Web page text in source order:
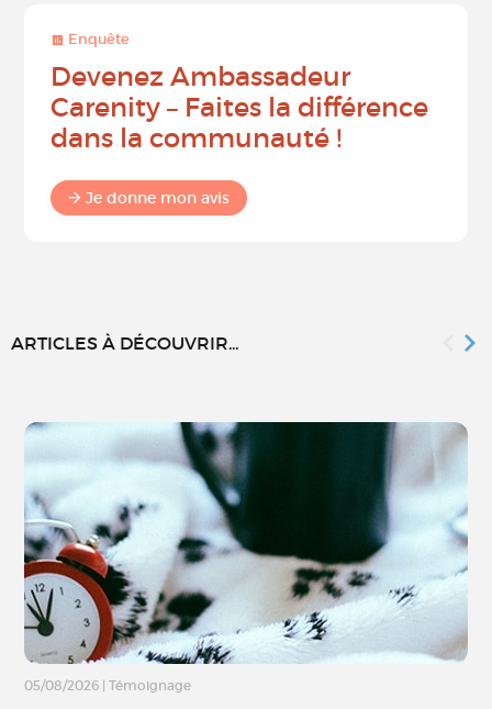
Enquête
Devenez Ambassadeur
Carenity – Faites la différence
dans la communauté !
Je donne mon avis
ARTICLES À DÉCOUVRIR...
05/08/2026 Témoignage